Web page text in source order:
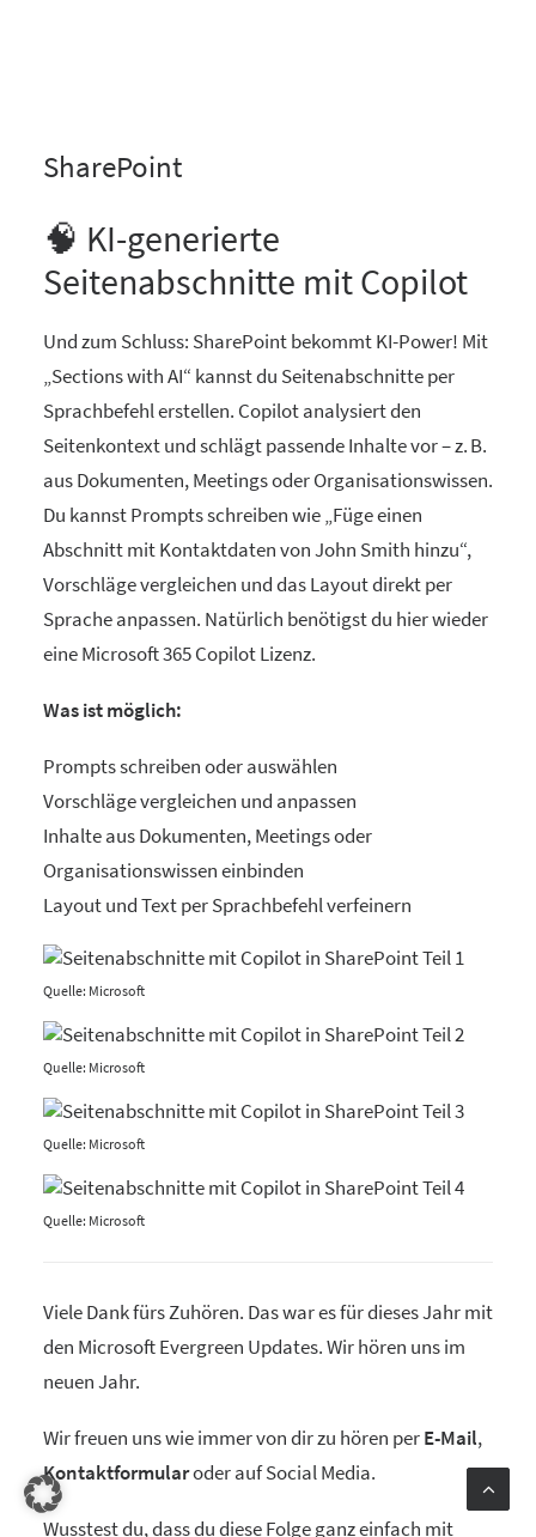
SharePoint
🧠 KI-generierte
Seitenabschnitte mit Copilot
Und zum Schluss: SharePoint bekommt KI-Power! Mit
„Sections with AI“ kannst du Seitenabschnitte per
Sprachbefehl erstellen. Copilot analysiert den
Seitenkontext und schlägt passende Inhalte vor – z. B.
aus Dokumenten, Meetings oder Organisationswissen.
Du kannst Prompts schreiben wie „Füge einen
Abschnitt mit Kontaktdaten von John Smith hinzu“,
Vorschläge vergleichen und das Layout direkt per
Sprache anpassen. Natürlich benötigst du hier wieder
eine Microsoft 365 Copilot Lizenz.
Was ist möglich:
Prompts schreiben oder auswählen
Vorschläge vergleichen und anpassen
Inhalte aus Dokumenten, Meetings oder
Organisationswissen einbinden
Layout und Text per Sprachbefehl verfeinern
Quelle: Microsoft
Quelle: Microsoft
Quelle: Microsoft
Quelle: Microsoft
Viele Dank fürs Zuhören. Das war es für dieses Jahr mit
den Microsoft Evergreen Updates. Wir hören uns im
neuen Jahr.
Wir freuen uns wie immer von dir zu hören perE-Mail,
Kontaktformularoder auf Social Media.
Wusstest du, dass du diese Folge ganz einfach mit